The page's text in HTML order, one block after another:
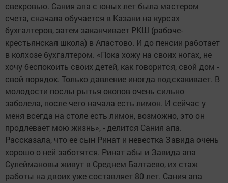
свекровью. Сания апа с юных лет была мастером
счета, сначала обучается в Казани на курсах
бухгалтеров, затем заканчивает РКШ (рабоче-
крестьянская школа) в Апастово. И до пенсии работает
в колхозе бухгалтером. «Пока хожу на своих ногах, не
хочу беспокоить своих детей, как говорится, свой дом -
свой порядок. Только давление иногда подскакивает. В
молодости послы рытья окопов очень сильно
заболела, после чего начала есть лимон. И сейчас у
меня всегда на столе есть лимон, возможно, это он
продлевает мою жизнь», - делится Сания апа.
Рассказала, что ее сын Ринат и невестка Завида очень
хорошо о ней заботятся. Ринат абы и Завида апа
Сулеймановы живут в Среднем Балтаево, их стаж
работы на двоих уже составляет 80 лет. Сания апа